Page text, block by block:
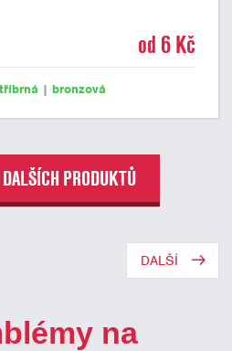
od 6 Kč
| bronzová
PRODUKTŮ
DALŠÍ
na